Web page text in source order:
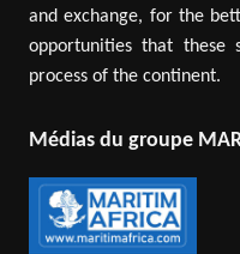
and exchange, for the
opportunities that these
process of the continent.
Médias du groupe